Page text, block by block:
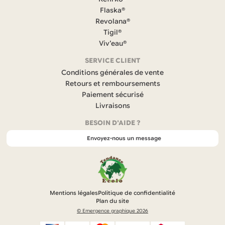
e
b
o
o
k
s
o
u
v
r
d
a
n
u
n
n
u
v
e
l
Flaska®
Revolana®
Tigil®
Viv’eau®
SERVICE CLIENT
Conditions générales de vente
Retours et remboursements
Paiement sécurisé
Livraisons
BESOIN D'AIDE ?
Envoyez-nous un message
Mentions légalesPolitique de confidentialité
Plan du site
© Emergence graphique 2026